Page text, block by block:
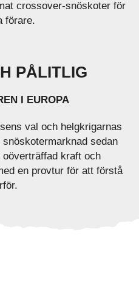
crossover-snöskoter för
förare.
PÅLITLIG
I EUROPA
val och helgkrigarnas
sedan
kraft och
en provtur för att förstå